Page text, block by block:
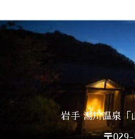
岩手 湯川温泉「